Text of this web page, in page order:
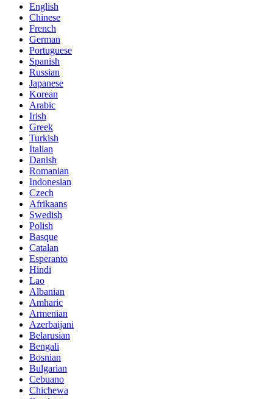
English
Chinese
French
German
Portuguese
Spanish
Russian
Japanese
Korean
Arabic
Irish
Greek
Turkish
Italian
Danish
Romanian
Indonesian
Czech
Afrikaans
Swedish
Polish
Basque
Catalan
Esperanto
Hindi
Lao
Albanian
Amharic
Armenian
Azerbaijani
Belarusian
Bengali
Bosnian
Bulgarian
Cebuano
Chichewa